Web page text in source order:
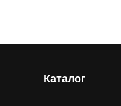
Каталог